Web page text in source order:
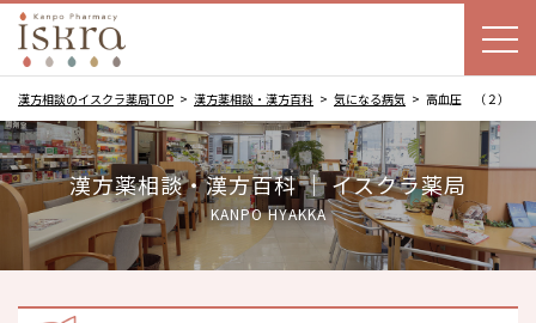
漢方相談のイスクラ薬局TOP 漢方薬相談・漢方百科 気になる病気 高血圧 （２）
漢方薬相談・漢方百科 ｜ イスクラ薬局
KANPO HYAKKA